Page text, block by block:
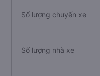
Số lượng chuyến xe
Số lượng nhà xe